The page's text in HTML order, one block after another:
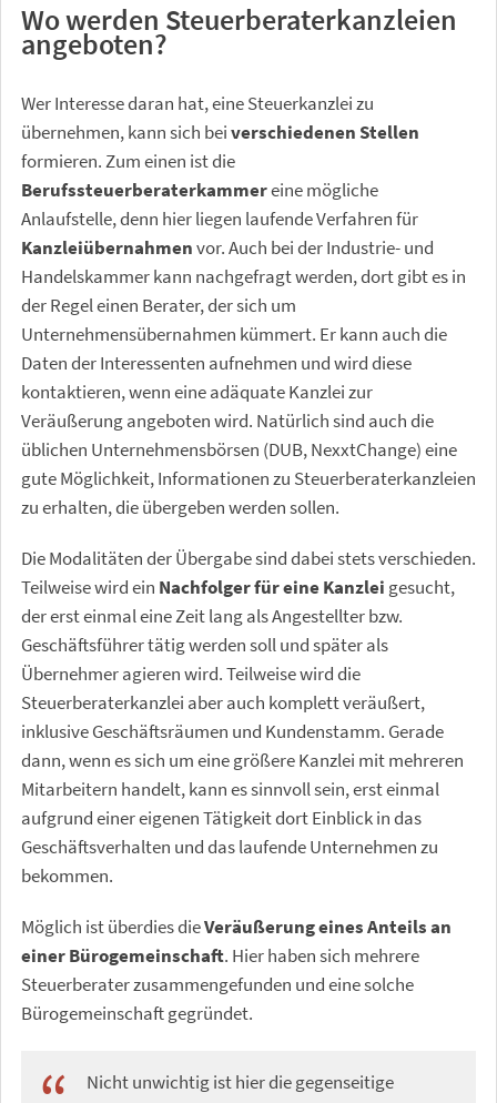
Wo werden Steuerberaterkanzleien
angeboten?
Wer Interesse daran hat, eine Steuerkanzlei zu
übernehmen, kann sich beiverschiedenen Stellen
formieren. Zum einen ist die
Berufssteuerberaterkammereine mögliche
Anlaufstelle, denn hier liegen laufende Verfahren für
Kanzleiübernahmenvor. Auch bei der Industrie- und
Handelskammer kann nachgefragt werden, dort gibt es in
der Regel einen Berater, der sich um
Unternehmensübernahmen kümmert. Er kann auch die
Daten der Interessenten aufnehmen und wird diese
kontaktieren, wenn eine adäquate Kanzlei zur
Veräußerung angeboten wird. Natürlich sind auch die
üblichen Unternehmensbörsen (DUB, NexxtChange) eine
gute Möglichkeit, Informationen zu Steuerberaterkanzleien
zu erhalten, die übergeben werden sollen.
Die Modalitäten der Übergabe sind dabei stets verschieden.
Teilweise wird ein Nachfolger für eine Kanzlei gesucht,
der erst einmal eine Zeit lang als Angestellter bzw.
Geschäftsführer tätig werden soll und später als
Übernehmer agieren wird. Teilweise wird die
Steuerberaterkanzlei aber auch komplett veräußert,
inklusive Geschäftsräumen und Kundenstamm. Gerade
dann, wenn es sich um eine größere Kanzlei mit mehreren
Mitarbeitern handelt, kann es sinnvoll sein, erst einmal
aufgrund einer eigenen Tätigkeit dort Einblick in das
Geschäftsverhalten und das laufende Unternehmen zu
bekommen.
Möglich ist überdies dieVeräußerung eines Anteils an
einer Bürogemeinschaft. Hier haben sich mehrere
Steuerberater zusammengefunden und eine solche
Bürogemeinschaft gegründet.
Nicht unwichtig ist hier die gegenseitige